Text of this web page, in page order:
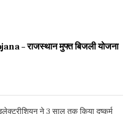
– राजस्थान मुफ्त बिजली योजना